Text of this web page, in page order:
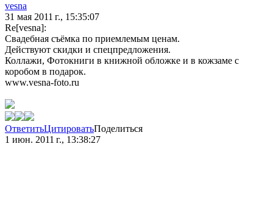
vesna
31 мая 2011 г., 15:35:07
Re[vesna]:
Свадебная съёмка по приемлемым ценам.
Действуют скидки и спецпредложения.
Коллажи, Фотокниги в книжной обложке и в кожзаме с
коробом в подарок.
www.vesna-foto.ru
ОтветитьЦитироватьПоделиться
1 июн. 2011 г., 13:38:27